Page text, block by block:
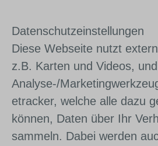
Daten­schutz­ein­stel­lun­gen
Diese Webseite nutzt
z.B. Karten und Videos,
Analyse-/
etracker, welche alle dazu
können, Daten über Ihr
sammeln. Dabei werden